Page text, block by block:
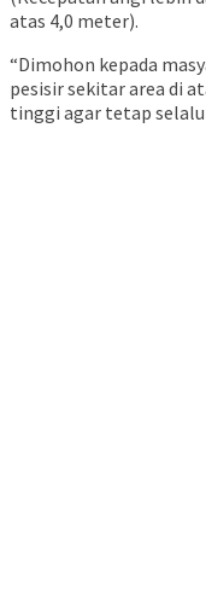
atas 4,0 meter).
“Dimohon kepada
pesisir sekitar area di
tinggi agar tetap selalu